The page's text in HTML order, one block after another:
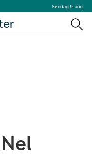
Søndag 9. aug.